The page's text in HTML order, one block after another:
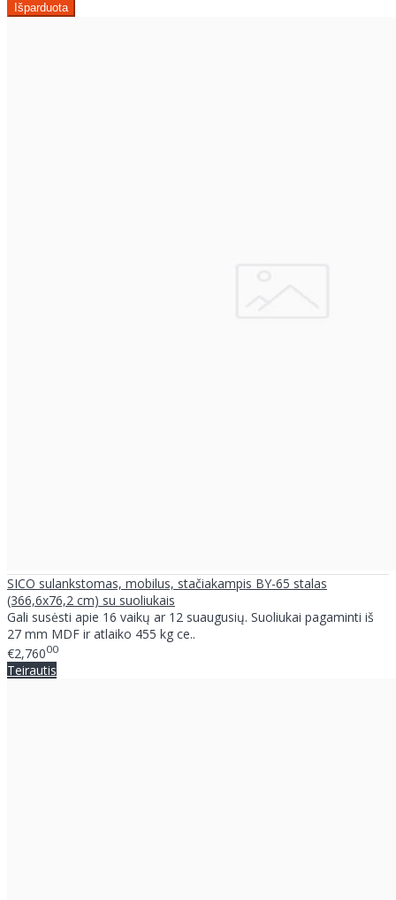
SICO sulankstomas, mobilus, stačiakampis BY-65 stalas
(366,6x76,2 cm) su suoliukais
Gali susėsti apie 16 vaikų ar 12 suaugusių. Suoliukai pagaminti iš
27 mm MDF ir atlaiko 455 kg ce..
€2,76000
Teirautis